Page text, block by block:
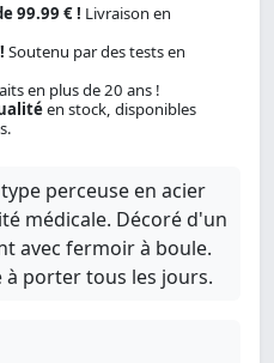
99.99 € ! Livraison en
Soutenu par des tests en
en plus de 20 ans !
en stock, disponibles
perceuse en acier
médicale. Décoré d'un
avec fermoir à boule.
porter tous les jours.